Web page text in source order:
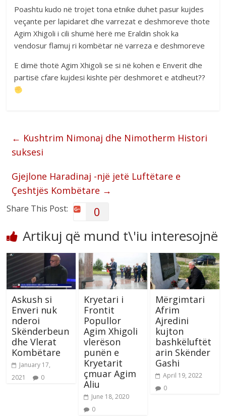
Poashtu kudo në trojet tona etnike duhet pasur kujdes
veçante per lapidaret dhe varrezat e deshmoreve thote
Agim Xhigoli i cili shumë herë me Eraldin shok ka
vendosur flamuj ri kombëtar në varreza e deshmoreve
E dimë thotë Agim Xhigoli se si në kohen e Enverit dhe
partisë cfare kujdesi kishte për deshmoret e atdheut??
← Kushtrim Nimonaj dhe Nimotherm Histori
suksesi
Gjejlone Haradinaj -një jetë Luftëtare e
Çeshtjës Kombëtare →
Share This Post: 0
Artikuj që mund t\'iu interesojnë
Askush si
Enveri nuk
nderoi
Skënderbeun
dhe Vlerat
Kombëtare
January 17,
2021
0
Kryetari i
Frontit
Popullor
Agim Xhigoli
vlerëson
punën e
Kryetarit
çmuar Agim
Aliu
June 18, 2020
0
Mërgimtari
Afrim
Ajredini
kujton
bashkëluftët
arin Skënder
Gashi
April 19, 2022
0